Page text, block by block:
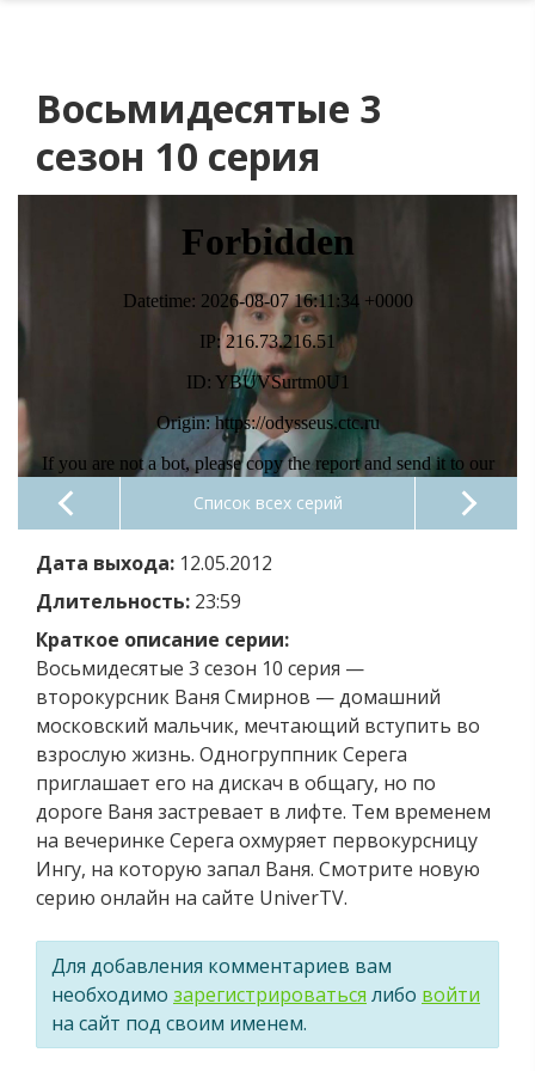
Восьмидесятые 3
сезон 10 серия
Список всех серий
Дата выхода: 12.05.2012
Длительность: 23:59
Краткое описание серии:
Восьмидесятые 3 сезон 10 серия —
второкурсник Ваня Смирнов — домашний
московский мальчик, мечтающий вступить во
взрослую жизнь. Одногруппник Серега
приглашает его на дискач в общагу, но по
дороге Ваня застревает в лифте. Тем временем
на вечеринке Серега охмуряет первокурсницу
Ингу, на которую запал Ваня. Смотрите новую
серию онлайн на сайте UniverTV.
Для добавления комментариев вам
необходимо зарегистрироваться либо войти
на сайт под своим именем.